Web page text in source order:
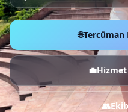
🌐Tercüman
💼
👥